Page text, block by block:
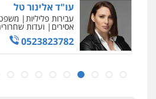
עו"ד אלינור טל
עבירות פליליות
אסירים ועדות
0523823782
עו"ד אמיר כהן
ניר קידר – צלם
0504578527
איומים כתובים
תושב סכנין חשוד ששלח הודעות